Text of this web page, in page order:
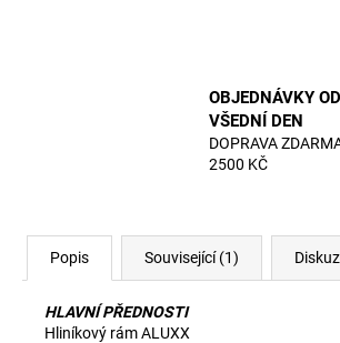
OBJEDNÁVKY
VŠEDNÍ DEN
DOPRAVA
2500 KČ
Popis Související (1)
HLAVNÍ PŘEDNOSTI
Hliníkový rám ALUXX